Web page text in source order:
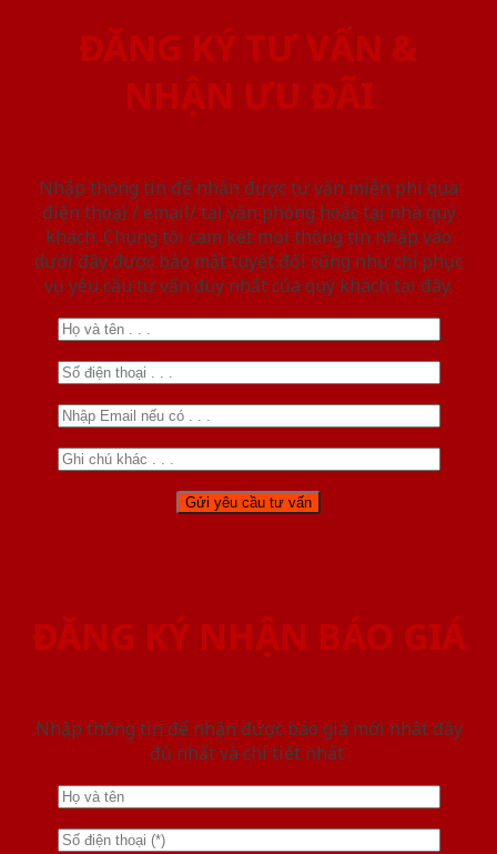
ĐĂNG KÝ TƯ VẤN &
NHẬN ƯU ĐÃI
Nhập thông tin để nhận được tư vấn miễn phí qua
điện thoại / email/ tại văn phòng hoặc tại nhà quý
khách. Chúng tôi cam kết mọi thông tin nhập vào
dưới đây được bảo mật tuyệt đối cũng như chỉ phục
vụ yêu cầu tư vấn duy nhất của quý khách tại đây.
ĐĂNG KÝ NHẬN BÁO GIÁ
Nhập thông tin để nhận được báo giá mới nhât đầy
đủ nhất và chi tiết nhất.